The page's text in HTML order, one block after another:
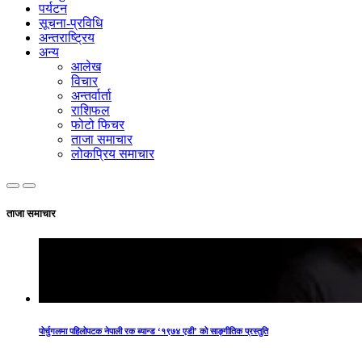
पर्यटन
सूचना-प्रविधि
अन्तराष्ट्रिय
अन्य
आलेख
विचार
अन्तर्वार्ता
राशिफल
फोटो फिचर
ताजा समाचार
लोकप्रिय समाचार
ताजा समाचार
पोर्चुगलमा पहिलोपटक नेपाली रक ब्यान्ड ‘१९७४ एडी’ को साङ्गीतिक प्रस्तुति